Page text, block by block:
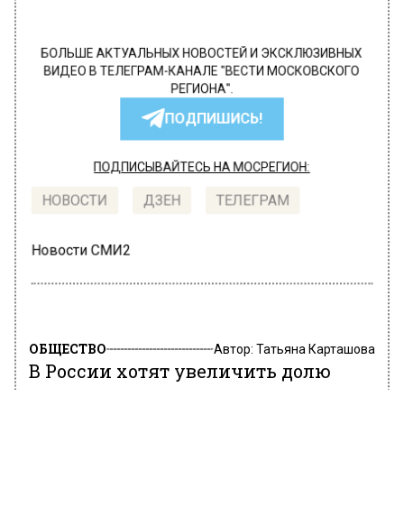
БОЛЬШЕ АКТУАЛЬНЫХ НОВОСТЕЙ И ЭКСКЛЮЗИВНЫХ
ВИДЕО В ТЕЛЕГРАМ-КАНАЛЕ "ВЕСТИ МОСКОВСКОГО
РЕГИОНА".
ПОДПИШИСЬ!
ПОДПИСЫВАЙТЕСЬ НА МОСРЕГИОН:
НОВОСТИ ДЗЕН ТЕЛЕГРАМ
Новости СМИ2
ОБЩЕСТВО Автор: Татьяна Карташова
В России хотят увеличить долю